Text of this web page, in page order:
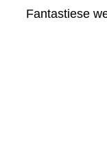
Fantastiese